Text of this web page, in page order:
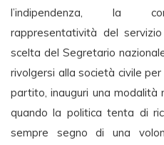
l’indipendenza, la
rappresentatività del
scelta del Segretario
rivolgersi alla società civile
partito, inauguri una modalità
quando la politica tenta di
sempre segno di una